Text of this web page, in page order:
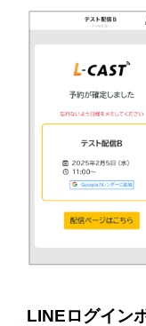
LINEログイン